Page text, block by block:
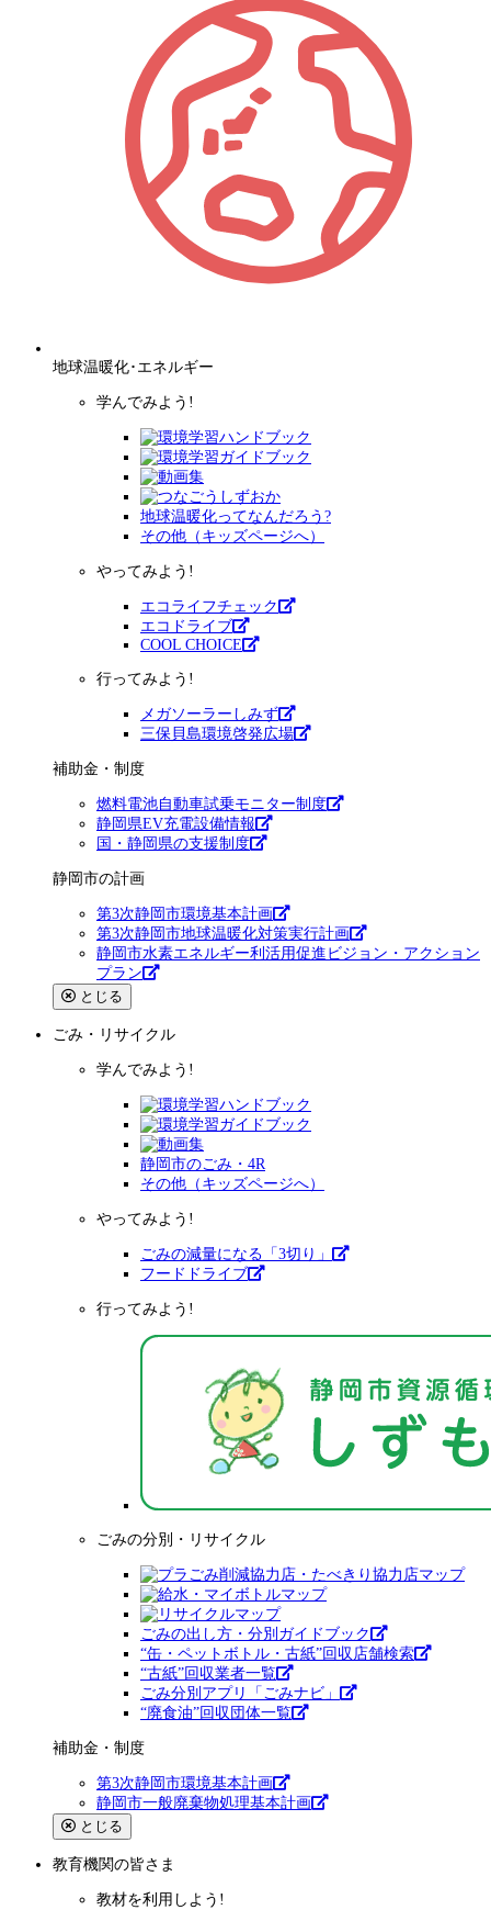
地球温暖化･エネルギー
学んでみよう!
地球温暖化ってなんだろう?
その他（キッズページへ）
やってみよう!
エコライフチェック
エコドライブ
COOL CHOICE
行ってみよう!
メガソーラーしみず
三保貝島環境啓発広場
補助金・制度
燃料電池自動車試乗モニター制度
静岡県EV充電設備情報
国・静岡県の支援制度
静岡市の計画
第3次静岡市環境基本計画
第3次静岡市地球温暖化対策実行計画
静岡市水素エネルギー利活用促進ビジョン・アクション
プラン
とじる
ごみ・リサイクル
学んでみよう!
静岡市のごみ・4R
その他（キッズページへ）
やってみよう!
ごみの減量になる「3切り」
フードドライブ
行ってみよう!
ごみの分別・リサイクル
ごみの出し方・分別ガイドブック
“缶・ペットボトル・古紙”回収店舗検索
“古紙”回収業者一覧
ごみ分別アプリ「ごみナビ」
“廃食油”回収団体一覧
補助金・制度
第3次静岡市環境基本計画
静岡市一般廃棄物処理基本計画
とじる
教育機関の皆さま
教材を利用しよう!